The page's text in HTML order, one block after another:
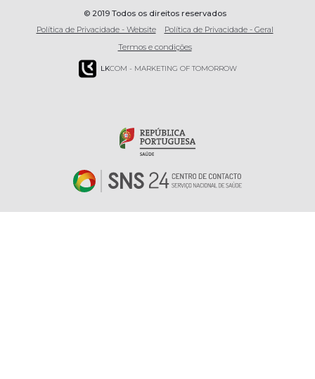
© 2019 Todos os direitos reservados
Política de Privacidade - Website
Política de Privacidade - Geral
Termos e condições
LKCOM - MARKETING OF TOMORROW